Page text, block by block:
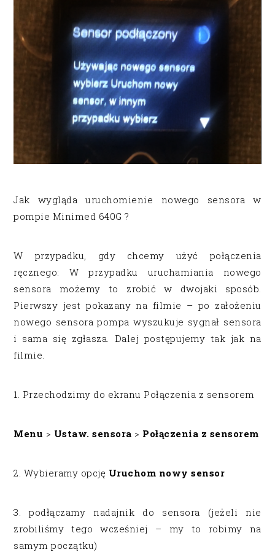
Jak wygląda uruchomienie nowego sensora w
pompie Minimed 640G ?
W przypadku, gdy chcemy użyć połączenia
ręcznego: W przypadku uruchamiania nowego
sensora możemy to zrobić w dwojaki sposób.
Pierwszy jest pokazany na filmie – po założeniu
nowego sensora pompa wyszukuje sygnał sensora
i sama się zgłasza. Dalej postępujemy tak jak na
filmie.
1. Przechodzimy do ekranu Połączenia z sensorem
Menu > Ustaw. sensora > Połączenia z sensorem
2. Wybieramy opcję Uruchom nowy sensor
3. podłączamy nadajnik do sensora (jeżeli nie
zrobiliśmy tego wcześniej – my to robimy na
samym początku)